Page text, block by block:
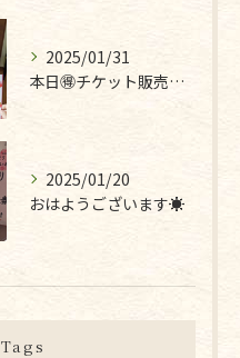
2025/01/31
本日🉐チケット販売最終日です❣
2025/01/20
おはようございます☀
Tags